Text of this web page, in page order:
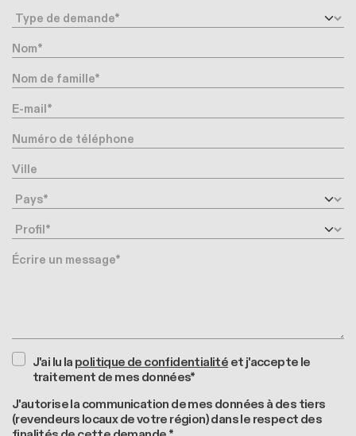
Type de demande
Nom
Nom de famille
E-mail
Numéro de téléphone
Ville
Pays
Profil
Message
J'ai lu lapolitique de confidentialitéet j'accepte le
traitement de mes données*
J'autorise la communication de mes données à des tiers
(revendeurs locaux de votre région) dans le respect des